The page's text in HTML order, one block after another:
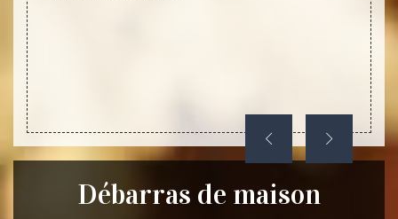
de
Débarras de maison